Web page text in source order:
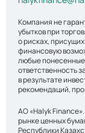
Компания не
убытков при
о рисках,
финансовую
любые понесенные
ответственность
в результате
рекомендаций,
АО «Halyk Finance».
рынке ценных
Республики